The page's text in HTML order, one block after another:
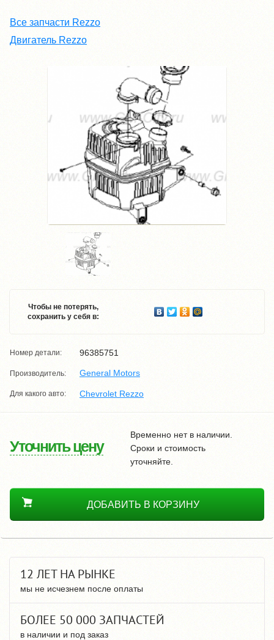
Все запчасти Rezzo
Двигатель Rezzo
Чтобы не потерять,
сохранить у себя в:
Номер детали: 96385751
Производитель: General Motors
Для какого авто: Chevrolet Rezzo
Уточнить цену
Временно нет в наличии.
Сроки и стоимость
уточняйте.
ДОБАВИТЬ В КОРЗИНУ
12 ЛЕТ НА РЫНКЕ
мы не исчезнем после оплаты
БОЛЕЕ 50 000 ЗАПЧАСТЕЙ
в наличии и под заказ